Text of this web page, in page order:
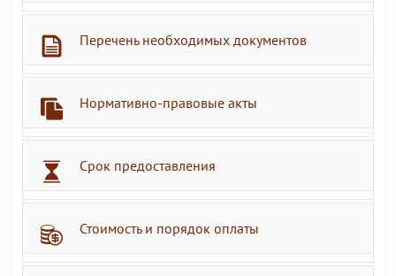
Перечень необходимых документов
Нормативно-правовые акты
Срок предоставления
Стоимость и порядок оплаты